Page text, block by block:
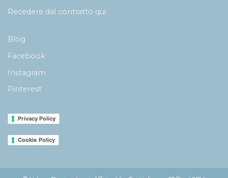
Recedere dal contratto qui
Blog
Facebook
Instagram
Pinterest
Privacy Policy
Cookie Policy